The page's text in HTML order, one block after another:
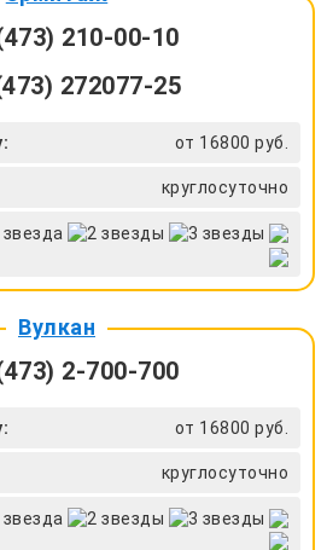
210-00-10
272077-25
от 16800 руб.
круглосуточно
Вулкан
2-700-700
от 16800 руб.
круглосуточно